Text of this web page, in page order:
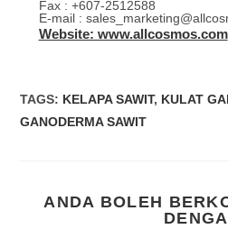
Fax : +607-2512588
E-mail :
Website: www.allcosmos.com
TAGS: KELAPA SAWIT, KULAT
GANODERMA SAWIT
ANDA BOLEH